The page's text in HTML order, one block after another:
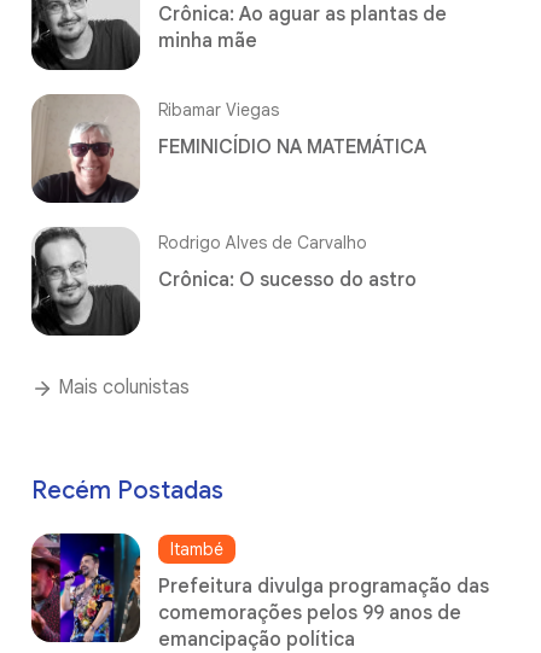
Crônica: Ao aguar as plantas de
minha mãe
Ribamar Viegas
FEMINICÍDIO NA MATEMÁTICA
Rodrigo Alves de Carvalho
Crônica: O sucesso do astro
Mais colunistas
Recém Postadas
Itambé
Prefeitura divulga programação das
comemorações pelos 99 anos de
emancipação política